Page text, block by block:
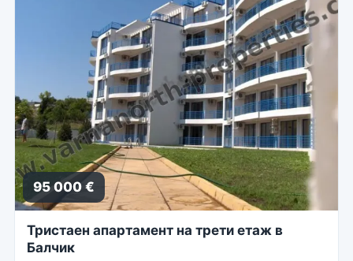
95 000 €
Тристаен апартамент на трети етаж в
Балчик